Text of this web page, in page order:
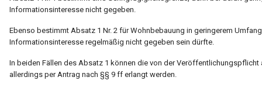
Informationsinteresse nicht gegeben.
Ebenso bestimmt Absatz 1 Nr. 2 für Wohnbebauung in geringerem
Informationsinteresse regelmäßig nicht gegeben sein dürfte.
In beiden Fällen des Absatz 1 können die von der
allerdings per Antrag nach §§ 9 ff erlangt werden.